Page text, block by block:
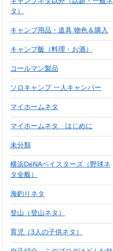
タ）
キャンプ用品・道具 物色＆購入
キャンプ飯（料理・お酒）
コールマン製品
ソロキャンプ 一人キャンパー
マイホームネタ
マイホームネタ はじめに
未分類
横浜DeNAベイスターズ（野球ネ
タ全般）
海釣りネタ
登山（登山ネタ）
育児（3人の子供ネタ）